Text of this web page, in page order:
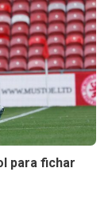
para fichar